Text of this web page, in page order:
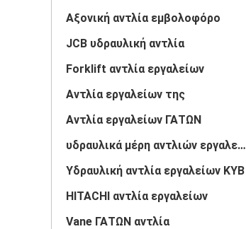
Αξονική αντλία εμβολοφόρο
JCB υδραυλική αντλία
Forklift αντλία εργαλείων
Αντλία εργαλείων της
Αντλία εργαλείων ΓΑΤΩΝ
υδραυλικά μέρη αντλιών εργαλείων
Υδραυλική αντλία εργαλείων KYB
HITACHI αντλία εργαλείων
Vane ΓΑΤΩΝ αντλία